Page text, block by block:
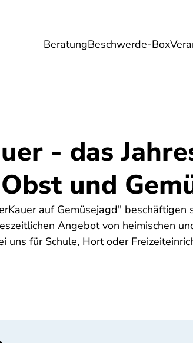
BeratungBeschwerde-Box
Umwelt Gesundheit
- das
und
auf Gemüsejagd" beschäftigen
Angebot von heimischen
uns für Schule, Hort oder